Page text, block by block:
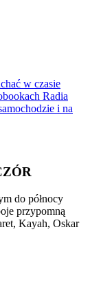
w czasie
Radia
i na
do północy
przypomną
Kayah, Oskar